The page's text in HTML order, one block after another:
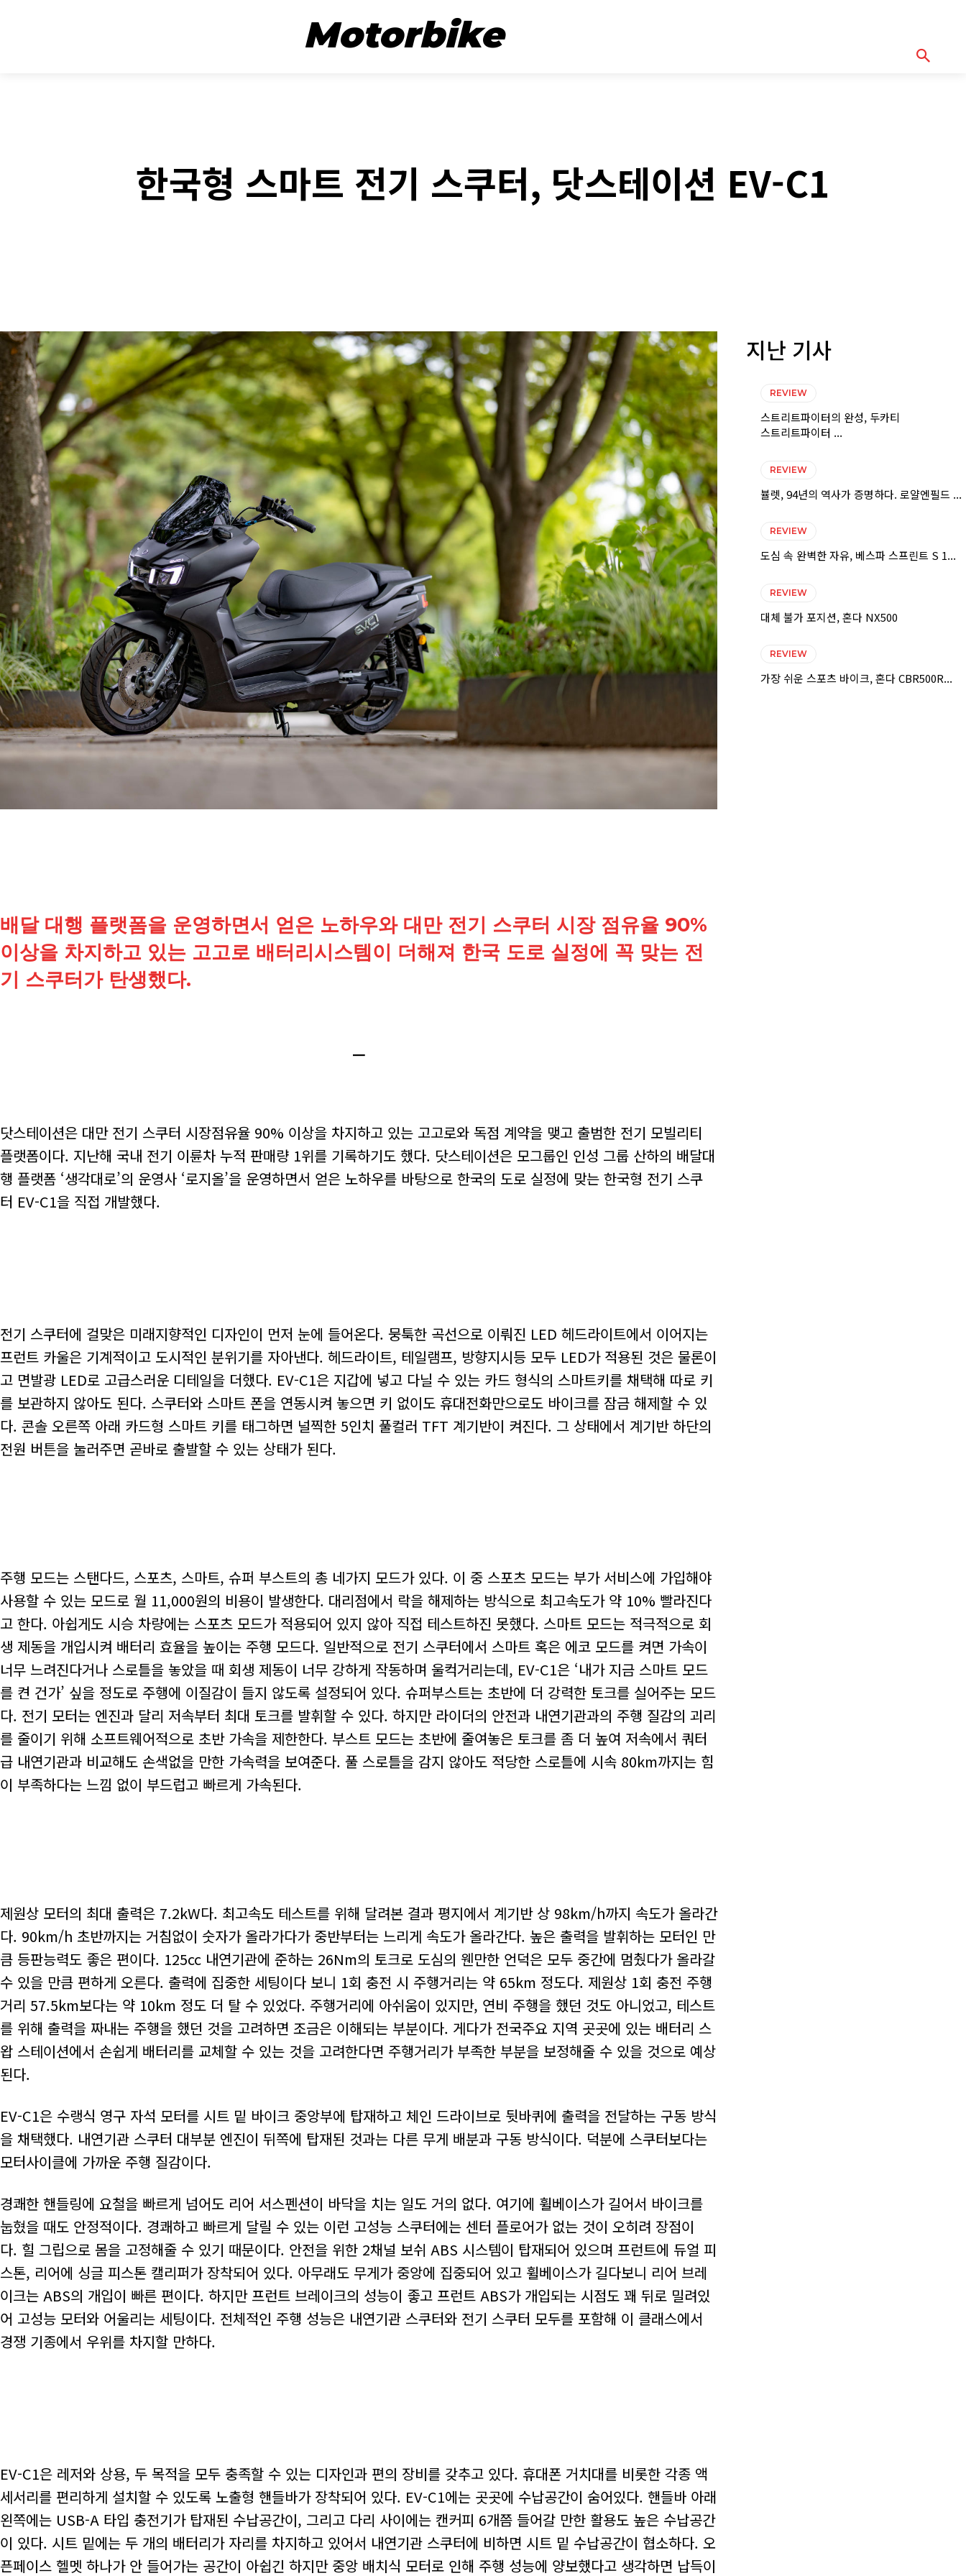
Motorbike
한국형 스마트 전기 스쿠터, 닷스테이션 EV-C1
배달 대행 플랫폼을 운영하면서 얻은 노하우와 대만 전기 스쿠터 시장 점유율 90%
이상을 차지하고 있는 고고로 배터리시스템이 더해져 한국 도로 실정에 꼭 맞는 전
기 스쿠터가 탄생했다.
ㅡ
닷스테이션은 대만 전기 스쿠터 시장점유율 90% 이상을 차지하고 있는 고고로와 독점 계약을 맺고 출범한 전기 모빌리티
플랫폼이다. 지난해 국내 전기 이륜차 누적 판매량 1위를 기록하기도 했다. 닷스테이션은 모그룹인 인성 그룹 산하의 배달대
행 플랫폼 ‘생각대로’의 운영사 ‘로지올’을 운영하면서 얻은 노하우를 바탕으로 한국의 도로 실정에 맞는 한국형 전기 스쿠
터 EV-C1을 직접 개발했다.
전기 스쿠터에 걸맞은 미래지향적인 디자인이 먼저 눈에 들어온다. 뭉툭한 곡선으로 이뤄진 LED 헤드라이트에서 이어지는
프런트 카울은 기계적이고 도시적인 분위기를 자아낸다. 헤드라이트, 테일램프, 방향지시등 모두 LED가 적용된 것은 물론이
고 면발광 LED로 고급스러운 디테일을 더했다. EV-C1은 지갑에 넣고 다닐 수 있는 카드 형식의 스마트키를 채택해 따로 키
를 보관하지 않아도 된다. 스쿠터와 스마트 폰을 연동시켜 놓으면 키 없이도 휴대전화만으로도 바이크를 잠금 해제할 수 있
다. 콘솔 오른쪽 아래 카드형 스마트 키를 태그하면 널찍한 5인치 풀컬러 TFT 계기반이 켜진다. 그 상태에서 계기반 하단의
전원 버튼을 눌러주면 곧바로 출발할 수 있는 상태가 된다.
주행 모드는 스탠다드, 스포츠, 스마트, 슈퍼 부스트의 총 네가지 모드가 있다. 이 중 스포츠 모드는 부가 서비스에 가입해야
사용할 수 있는 모드로 월 11,000원의 비용이 발생한다. 대리점에서 락을 해제하는 방식으로 최고속도가 약 10% 빨라진다
고 한다. 아쉽게도 시승 차량에는 스포츠 모드가 적용되어 있지 않아 직접 테스트하진 못했다. 스마트 모드는 적극적으로 회
생 제동을 개입시켜 배터리 효율을 높이는 주행 모드다. 일반적으로 전기 스쿠터에서 스마트 혹은 에코 모드를 켜면 가속이
너무 느려진다거나 스로틀을 놓았을 때 회생 제동이 너무 강하게 작동하며 울컥거리는데, EV-C1은 ‘내가 지금 스마트 모드
를 켠 건가’ 싶을 정도로 주행에 이질감이 들지 않도록 설정되어 있다. 슈퍼부스트는 초반에 더 강력한 토크를 실어주는 모드
다. 전기 모터는 엔진과 달리 저속부터 최대 토크를 발휘할 수 있다. 하지만 라이더의 안전과 내연기관과의 주행 질감의 괴리
를 줄이기 위해 소프트웨어적으로 초반 가속을 제한한다. 부스트 모드는 초반에 줄여놓은 토크를 좀 더 높여 저속에서 쿼터
급 내연기관과 비교해도 손색없을 만한 가속력을 보여준다. 풀 스로틀을 감지 않아도 적당한 스로틀에 시속 80km까지는 힘
이 부족하다는 느낌 없이 부드럽고 빠르게 가속된다.
제원상 모터의 최대 출력은 7.2kW다. 최고속도 테스트를 위해 달려본 결과 평지에서 계기반 상 98km/h까지 속도가 올라간
다. 90km/h 초반까지는 거침없이 숫자가 올라가다가 중반부터는 느리게 속도가 올라간다. 높은 출력을 발휘하는 모터인 만
큼 등판능력도 좋은 편이다. 125cc 내연기관에 준하는 26Nm의 토크로 도심의 웬만한 언덕은 모두 중간에 멈췄다가 올라갈
수 있을 만큼 편하게 오른다. 출력에 집중한 세팅이다 보니 1회 충전 시 주행거리는 약 65km 정도다. 제원상 1회 충전 주행
거리 57.5km보다는 약 10km 정도 더 탈 수 있었다. 주행거리에 아쉬움이 있지만, 연비 주행을 했던 것도 아니었고, 테스트
를 위해 출력을 짜내는 주행을 했던 것을 고려하면 조금은 이해되는 부분이다. 게다가 전국주요 지역 곳곳에 있는 배터리 스
왑 스테이션에서 손쉽게 배터리를 교체할 수 있는 것을 고려한다면 주행거리가 부족한 부분을 보정해줄 수 있을 것으로 예상
된다.
EV-C1은 수랭식 영구 자석 모터를 시트 밑 바이크 중앙부에 탑재하고 체인 드라이브로 뒷바퀴에 출력을 전달하는 구동 방식
을 채택했다. 내연기관 스쿠터 대부분 엔진이 뒤쪽에 탑재된 것과는 다른 무게 배분과 구동 방식이다. 덕분에 스쿠터보다는
모터사이클에 가까운 주행 질감이다.
경쾌한 핸들링에 요철을 빠르게 넘어도 리어 서스펜션이 바닥을 치는 일도 거의 없다. 여기에 휠베이스가 길어서 바이크를
눕혔을 때도 안정적이다. 경쾌하고 빠르게 달릴 수 있는 이런 고성능 스쿠터에는 센터 플로어가 없는 것이 오히려 장점이
다. 힐 그립으로 몸을 고정해줄 수 있기 때문이다. 안전을 위한 2채널 보쉬 ABS 시스템이 탑재되어 있으며 프런트에 듀얼 피
스톤, 리어에 싱글 피스톤 캘리퍼가 장착되어 있다. 아무래도 무게가 중앙에 집중되어 있고 휠베이스가 길다보니 리어 브레
이크는 ABS의 개입이 빠른 편이다. 하지만 프런트 브레이크의 성능이 좋고 프런트 ABS가 개입되는 시점도 꽤 뒤로 밀려있
어 고성능 모터와 어울리는 세팅이다. 전체적인 주행 성능은 내연기관 스쿠터와 전기 스쿠터 모두를 포함해 이 클래스에서
경쟁 기종에서 우위를 차지할 만하다.
EV-C1은 레저와 상용, 두 목적을 모두 충족할 수 있는 디자인과 편의 장비를 갖추고 있다. 휴대폰 거치대를 비롯한 각종 액
세서리를 편리하게 설치할 수 있도록 노출형 핸들바가 장착되어 있다. EV-C1에는 곳곳에 수납공간이 숨어있다. 핸들바 아래
왼쪽에는 USB-A 타입 충전기가 탑재된 수납공간이, 그리고 다리 사이에는 캔커피 6개쯤 들어갈 만한 활용도 높은 수납공간
이 있다. 시트 밑에는 두 개의 배터리가 자리를 차지하고 있어서 내연기관 스쿠터에 비하면 시트 밑 수납공간이 협소하다. 오
픈페이스 헬멧 하나가 안 들어가는 공간이 아쉽긴 하지만 중앙 배치식 모터로 인해 주행 성능에 양보했다고 생각하면 납득이
지난 기사
REVIEW
스트리트파이터의 완성, 두카티
스트리트파이터 ...
REVIEW
뷸렛, 94년의 역사가 증명하다. 로얄엔필드 ...
REVIEW
도심 속 완벽한 자유, 베스파 스프린트 S 1...
REVIEW
대체 불가 포지션, 혼다 NX500
REVIEW
가장 쉬운 스포츠 바이크, 혼다 CBR500R...